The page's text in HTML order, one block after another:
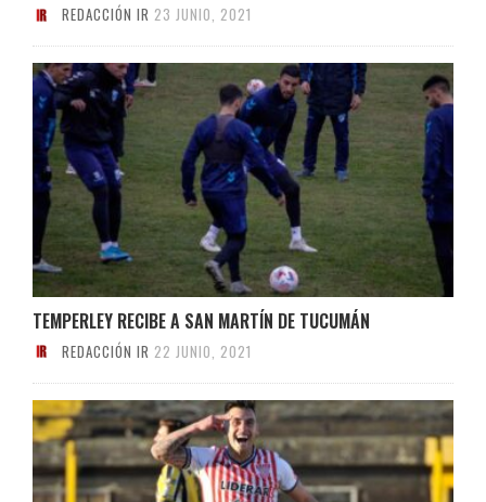
REDACCIÓN IR 23 JUNIO, 2021
TEMPERLEY RECIBE A SAN MARTÍN DE TUCUMÁN
REDACCIÓN IR 22 JUNIO, 2021